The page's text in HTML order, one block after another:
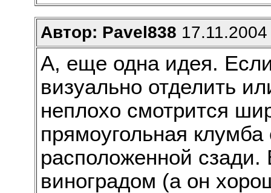
Автор: Pavel838
А, еще одна идея.
визуально отделить
неплохо смотрится
прямоугольная
расположенной
виноградом (а он